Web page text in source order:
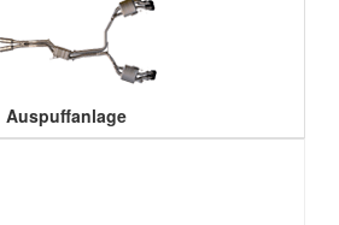
Auspuffanlage